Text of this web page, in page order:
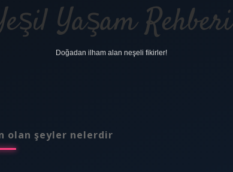
Yaşam Rehberi
Doğadan ilham alan neşeli fikirler!
olan şeyler nelerdir